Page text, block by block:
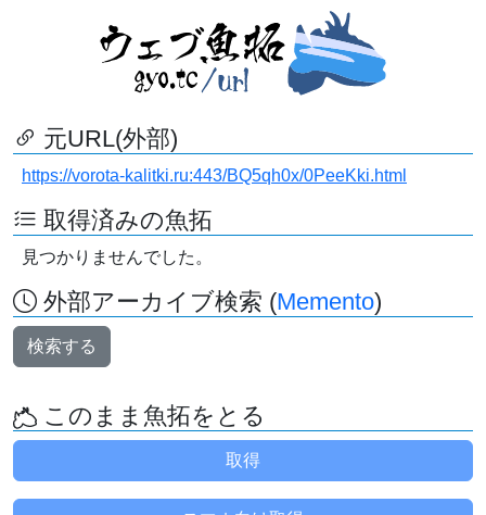
元URL(外部)
https://vorota-kalitki.ru:443/BQ5qh0x/0PeeKki.html
取得済みの魚拓
見つかりませんでした。
外部アーカイブ検索 (Memento)
検索する
このまま魚拓をとる